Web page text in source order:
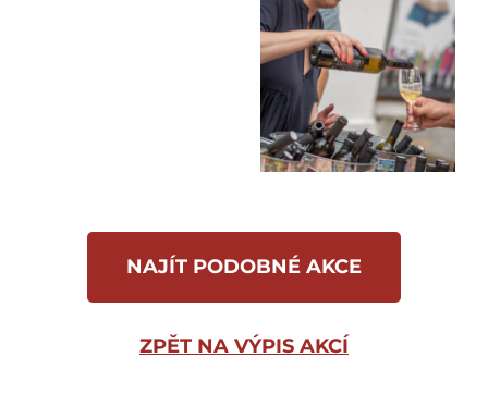
NAJÍT PODOBNÉ AKCE
ZPĚT NA VÝPIS AKCÍ